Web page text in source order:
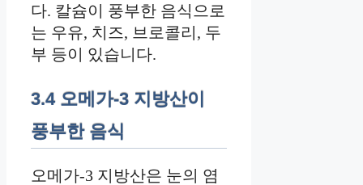
다. 칼슘이 풍부한 음식으로
는 우유, 치즈, 브로콜리, 두
부 등이 있습니다.
3.4 오메가-3 지방산이
풍부한 음식
오메가-3 지방산은 눈의 염